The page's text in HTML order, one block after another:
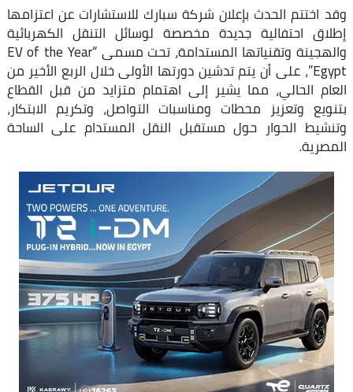
وقد اختتم الحدث بإعلان شركة سبارك للاستشارات عن اعتزامها
إطلاق احتفالية جديدة مخصصة لوسائل التنقل الكهربائية
والهجينة وتقنياتها المستدامة، تحت مسمى “EV of the Year
Egypt”، على أن يتم تدشين دورتها الأولى خلال الربع الأخير من
العام الحالي، مما يشير إلى اهتمام متزايد من قبل القطاع
بتنويع وتعزيز محطات ومناسبات التواصل، وتكريم الابتكار،
وتنشيط الحوار حول مستقبل النقل المستدام على الساحة
المصرية.